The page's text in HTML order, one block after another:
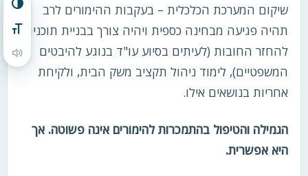
הפעל/כבה ניגודיות גבוהה
מתג גודל גופן
הקראת תוכן העמוד
שיקום המערכת הכלכלית – בעקבות ההימורים לרב
תהיה פגיעה מבחינה כספית ויהיה צורך בבניית תוכנית
להחזר החובות (לעיתים בסיוע עו"ד בנוגע להיבטים
המשפטיים), לימוד ניהול תקציב משק הבית, ולקיחת
אחריות בנושאים אילו.
הגמילה והטיפול בהתמכרות להימורים אינה פשוטה. אך
היא אפשרית.